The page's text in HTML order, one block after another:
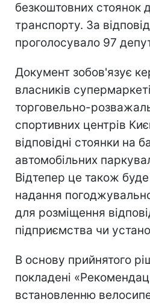
безкоштовних стоянок
транспорту. За
проголосувало 97
Документ зобов'язує
власників
торговельно-
спортивних центрів
відповідні стоянки на
автомобільних
Відтепер це також
надання
для розміщення
підприємства чи
В основу прийнятого
покладені
встановленню